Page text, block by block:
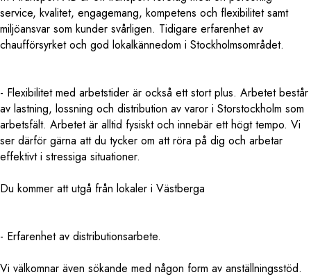
service, kvalitet, engagemang, kompetens och flexibilitet samt
miljöansvar som kunder svårligen. Tidigare erfarenhet av
chaufförsyrket och god lokalkännedom i Stockholmsområdet.
- Flexibilitet med arbetstider är också ett stort plus. Arbetet består
av lastning, lossning och distribution av varor i Storstockholm som
arbetsfält. Arbetet är alltid fysiskt och innebär ett högt tempo. Vi
ser därför gärna att du tycker om att röra på dig och arbetar
effektivt i stressiga situationer.
Du kommer att utgå från lokaler i Västberga
- Erfarenhet av distributionsarbete.
Vi välkomnar även sökande med någon form av anställningsstöd.